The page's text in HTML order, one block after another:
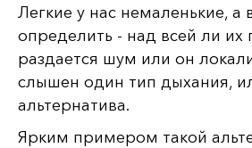
Легкие у нас немаленькие, а
определить - над всей ли их
раздается шум или он
слышен один тип дыхания,
альтернатива.
Ярким примером такой